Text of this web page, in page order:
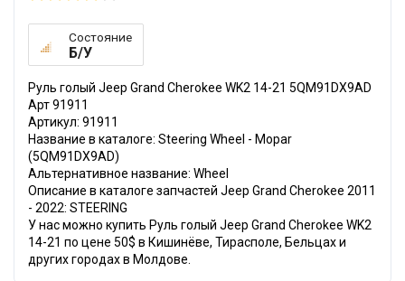
Состояние
Б/У
Руль голый Jeep Grand Cherokee WK2 14-21 5QM91DX9AD
Арт 91911
Артикул: 91911
Название в каталоге: Steering Wheel - Mopar
(5QM91DX9AD)
Альтернативное название: Wheel
Описание в каталоге запчастей Jeep Grand Cherokee 2011
- 2022: STEERING
У нас можно купить Руль голый Jeep Grand Cherokee WK2
14-21 по цене 50$ в Кишинёве, Тирасполе, Бельцах и
других городах в Молдове.